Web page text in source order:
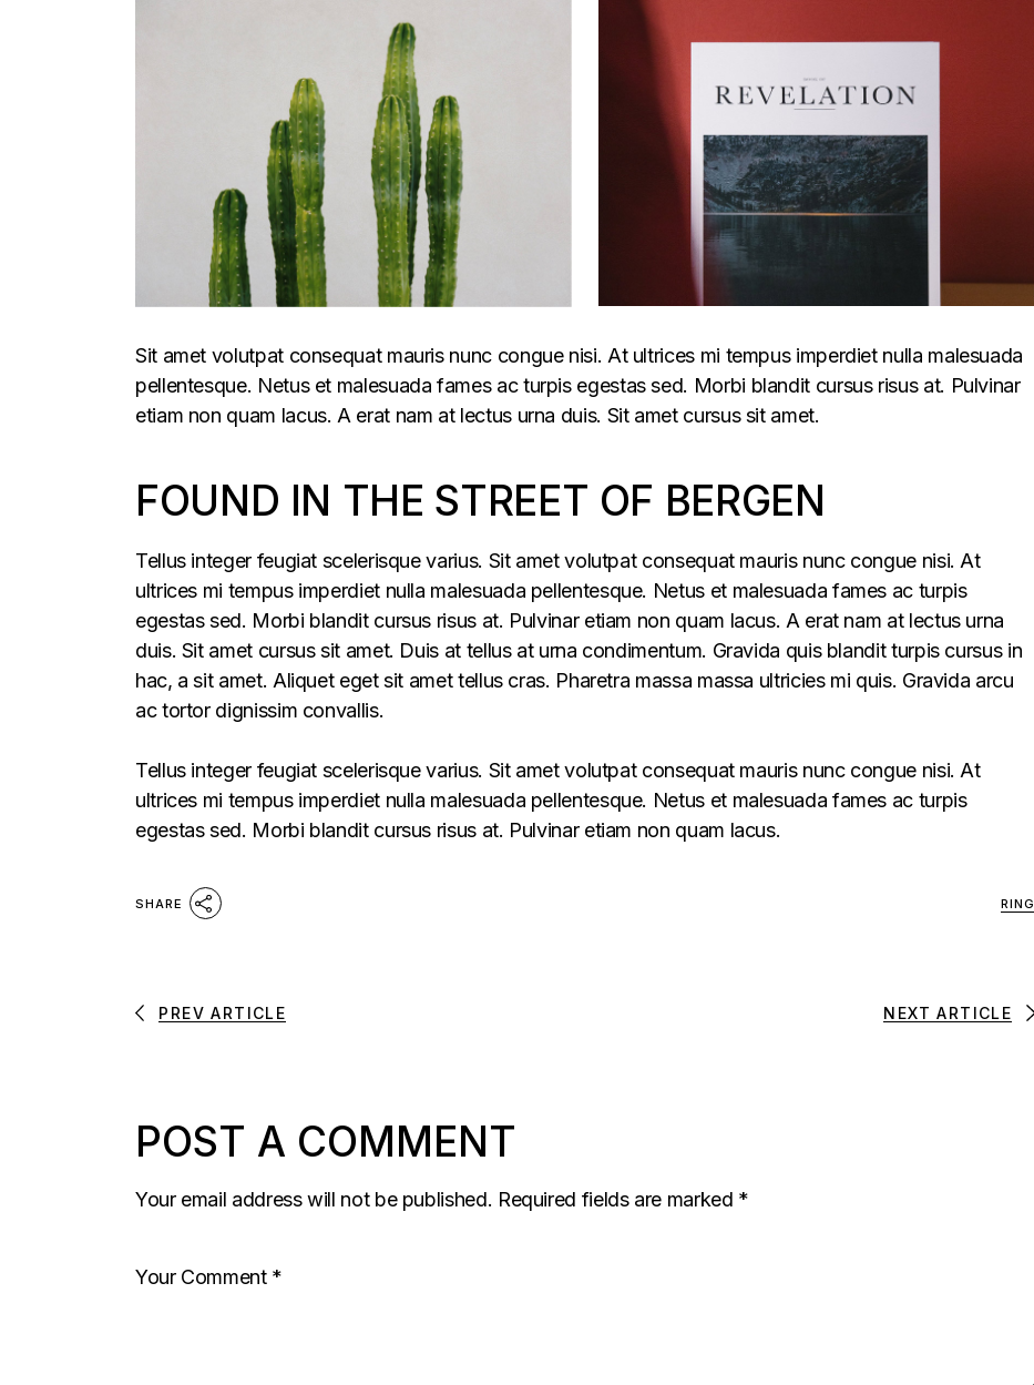
Sit amet volutpat consequat mauris nunc congue nisi. At ultrices mi tempus imperdiet nulla malesuada
pellentesque. Netus et malesuada fames ac turpis egestas sed. Morbi blandit cursus risus at. Pulvinar
etiam non quam lacus. A erat nam at lectus urna duis. Sit amet cursus sit amet.
FOUND IN THE STREET OF BERGEN
Tellus integer feugiat scelerisque varius. Sit amet volutpat consequat mauris nunc congue nisi. At
ultrices mi tempus imperdiet nulla malesuada pellentesque. Netus et malesuada fames ac turpis
egestas sed. Morbi blandit cursus risus at. Pulvinar etiam non quam lacus. A erat nam at lectus urna
duis. Sit amet cursus sit amet. Duis at tellus at urna condimentum. Gravida quis blandit turpis cursus in
hac, a sit amet. Aliquet eget sit amet tellus cras. Pharetra massa massa ultricies mi quis. Gravida arcu
ac tortor dignissim convallis.
Tellus integer feugiat scelerisque varius. Sit amet volutpat consequat mauris nunc congue nisi. At
ultrices mi tempus imperdiet nulla malesuada pellentesque. Netus et malesuada fames ac turpis
egestas sed. Morbi blandit cursus risus at. Pulvinar etiam non quam lacus.
SHARE RING
PREV ARTICLE NEXT ARTICLE
POST A COMMENT
Your email address will not be published. Required fields are marked *